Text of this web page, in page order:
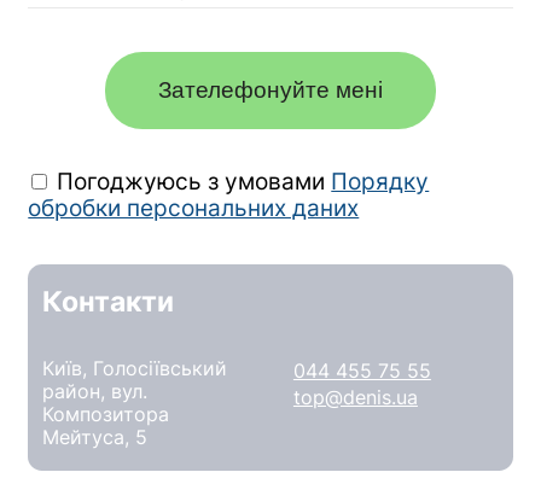
Зателефонуйте мені
Погоджуюсь з умовами Порядку
обробки персональних даних
Контакти
Київ, Голосіївський
район, вул.
Композитора
Мейтуса, 5
044 455 75 55
top@denis.ua